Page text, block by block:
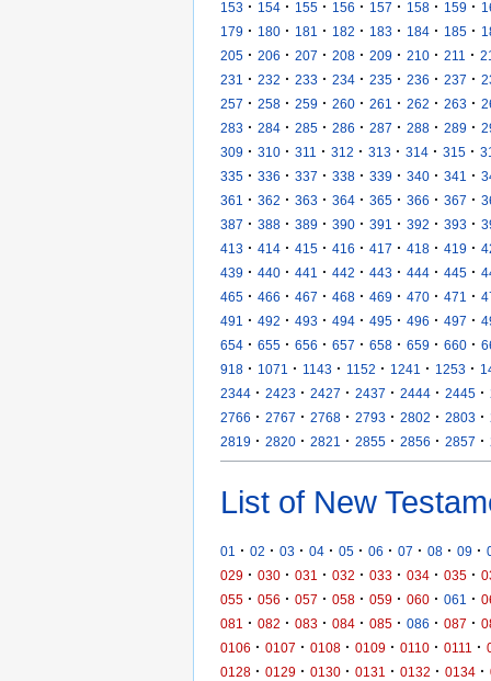
153 · 154 · 155 · 156 · 157 · 158 · 159 ·
179 · 180 · 181 · 182 · 183 · 184 · 185 ·
205 · 206 · 207 · 208 · 209 · 210 · 211 ·
231
· 232 · 233 · 234 · 235 · 236 · 237 ·
257 · 258 · 259 · 260 · 261 · 262 · 263 ·
283 · 284 · 285 · 286 · 287 · 288 · 289 ·
309 · 310 · 311 · 312 · 313 · 314 · 315 ·
335 · 336 · 337 · 338 · 339 · 340 · 341 ·
361
· 362 · 363 · 364 · 365 · 366 · 367 ·
387 · 388 · 389 · 390 · 391 · 392 · 393 ·
413 · 414 · 415 · 416 · 417 · 418 · 419 ·
439 · 440 · 441 · 442 · 443 · 444 · 445 ·
465 · 466 · 467 · 468 · 469 · 470 · 471 ·
491
· 492 · 493 · 494 · 495 · 496 · 497 ·
654 · 655 · 656 · 657 · 658 · 659 · 660 ·
918 · 1071 · 1143 · 1152 · 1241 · 1253 ·
2344 · 2423 · 2427 · 2437 · 2444 · 2445 ·
2766 · 2767 · 2768 · 2793 · 2802 · 2803 ·
2819 · 2820 · 2821 · 2855 · 2856 · 2857 ·
List of New
01 · 02 · 03 · 04 · 05 · 06 · 07 · 08 · 09 ·
029 · 030 · 031 · 032 · 033 · 034 · 035 ·
055 · 056 · 057 · 058 · 059 · 060 · 061 ·
081
· 082 · 083 · 084 · 085 · 086 · 087 ·
0106 · 0107 · 0108 · 0109 · 0110 · 0111 ·
0128 · 0129 · 0130 · 0131 · 0132 · 0134 ·